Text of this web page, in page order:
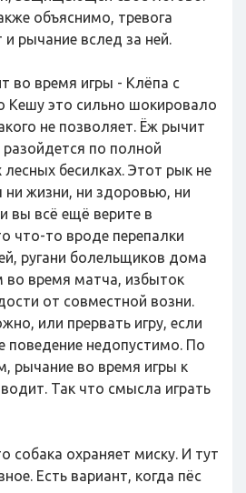
объяснимо, тревога
и рычание вслед за ней.
во время игры - Клёпа с
Кешу это сильно шокировало
не позволяет. Ёж рычит
разойдется по полной
бесилках. Этот рык не
ни жизни, ни здоровью, ни
вы всё ещё верите в
что-то вроде перепалки
ругани болельщиков дома
во время матча, избыток
от совместной возни.
или прервать игру, если
поведение недопустимо. По
рычание во время игры к
Так что смысла играть
собака охраняет миску. И тут
Есть вариант, когда пёс